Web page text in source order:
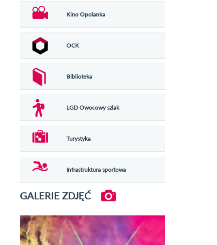
Kino Opolanka
OCK
Biblioteka
LGD Owocowy szlak
Turystyka
Infrastruktura sportowa
GALERIE ZDJĘĆ